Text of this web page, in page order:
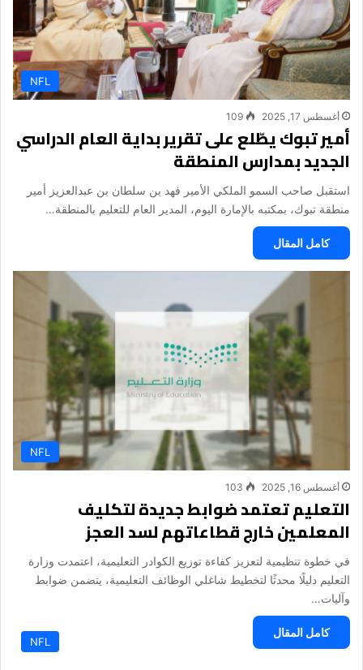
NFL
أغسطس 17, 2025 109
أمير تبوك يطّلع على تقرير بداية العام الدراسي
الجديد بمدارس المنطقة
استقبل صاحب السمو الملكي الأمير فهد بن سلطان بن عبدالعزيز أمير
منطقة تبوك، بمكتبه بالإمارة اليوم، المدير العام للتعليم بالمنطقة…
كامل المقال
NFL
أغسطس 16, 2025 103
التعليم تعتمد ضوابط جديدة لتكليف
المعلمين خارج قطاعاتهم لسد العجز
في خطوة تنظيمية لتعزيز كفاءة توزيع الكوادر التعليمية، اعتمدت وزارة
التعليم دليلًا محدثًا لتخطيط شاغلي الوظائف التعليمية، يتضمن ضوابط
وآليات…
كامل المقال
NFL